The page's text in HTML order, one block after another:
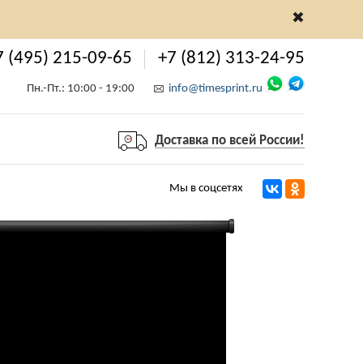
✖
(495) 215-09-65 +7 (812) 313-24-95
Пн.-Пт.: 10:00 - 19:00 info@timesprint.ru
Доставка по всей России!
Мы в соцсетях